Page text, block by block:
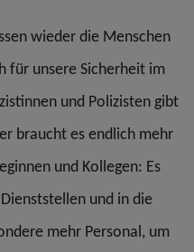
wieder die Menschen
für unsere Sicherheit im
und Polizisten gibt
braucht es endlich mehr
und Kollegen: Es
und in die
mehr Personal, um